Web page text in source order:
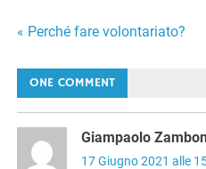
Navigazione
articoli
« Perché fare volontariato?
ONE COMMENT
Giampaolo
17 Giugno 2021 alle